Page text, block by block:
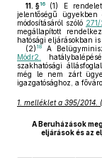
11. §16 (1)
E
jelentőségű ügyekben
módosításáról szóló
megállapított
hatósági eljárásokban
(2) 18
A
Módr2.
szakhatósági
még le nem zárt
igazgatósághoz, a
1. melléklet a 395/2014.
A Beruházások
eljárások és az